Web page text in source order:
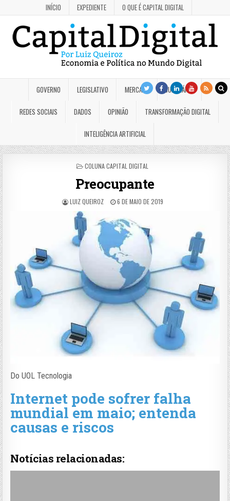
INÍCIO EXPEDIENTE O QUE É CAPITAL DIGITAL
GOVERNO LEGISLATIVO MERCADO JUDICIÁRIO
REDES SOCIAIS DADOS OPINIÃO TRANSFORMAÇÃO DIGITAL
INTELIGÊNCIA ARTIFICIAL
POSTED
COLUNA CAPITAL DIGITAL
Preocupante
LUIZ QUEIROZ 6 DE MAIO DE 2019
Do UOL Tecnologia
Internet pode sofrer falha
mundial em maio; entenda
causas e riscos
Notícias relacionadas: